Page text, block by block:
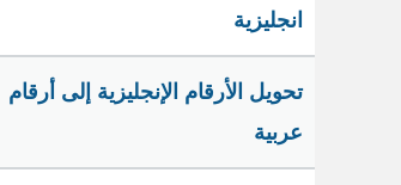
انجليزية
تحويل الأرقام الإنجليزية إلى أرقام
عربية